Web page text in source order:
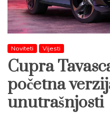
Noviteti Vijesti
Cupra
početna
unutrašnjosti